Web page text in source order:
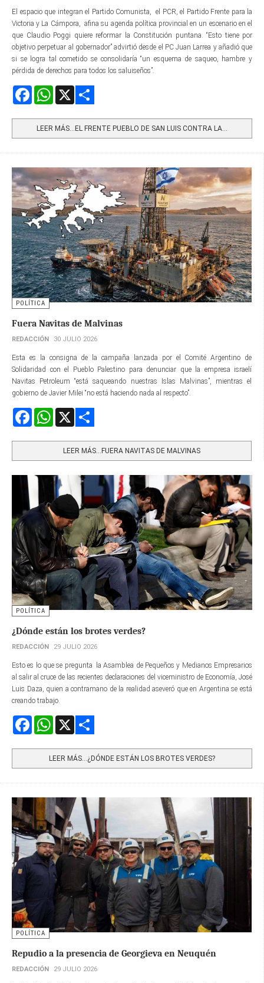
El espacio que integran el Partido Comunista, el PCR, el Partido Frente para la
Victoria y La Cámpora, afina su agenda política provincial en un escenario en el
que Claudio Poggi quiere reformar la Constitución puntana. “Esto tiene por
objetivo perpetuar al gobernador” advirtió desde el PC Juan Larrea y añadió que
si se logra tal cometido se consolidaría “un esquema de saqueo, hambre y
pérdida de derechos para todos los saluiseños”.
FacebookWhatsApp
LEER MÁS…EL FRENTE PUEBLO DE SAN LUIS CONTRA LA...
POLÍTICA
Fuera Navitas de Malvinas
REDACCIÓN 30 JULIO 2026
Esta es la consigna de la campaña lanzada por el Comité Argentino de
Solidaridad con el Pueblo Palestino para denunciar que la empresa israelí
Navitas Petroleum “está saqueando nuestras Islas Malvinas”, mientras el
gobierno de Javier Milei “no está haciendo nada al respecto”.
FacebookWhatsApp
LEER MÁS…FUERA NAVITAS DE MALVINAS
POLÍTICA
¿Dónde están los brotes verdes?
REDACCIÓN 29 JULIO 2026
Esto es lo que se pregunta la Asamblea de Pequeños y Medianos Empresarios
al salir al cruce de las recientes declaraciones del viceministro de Economía, José
Luis Daza, quien a contramano de la realidad aseveró que en Argentina se está
creando trabajo.
FacebookWhatsApp
LEER MÁS…¿DÓNDE ESTÁN LOS BROTES VERDES?
POLÍTICA
Repudio a la presencia de Georgieva en Neuquén
REDACCIÓN 29 JULIO 2026